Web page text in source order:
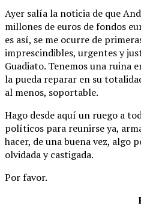
Ayer salía la noticia de que
millones de euros de fondos
es así, se me ocurre de
imprescindibles, urgentes y
Guadiato. Tenemos una ruina
la pueda reparar en su
al menos, soportable.
Hago desde aquí un ruego a
políticos para reunirse ya,
hacer, de una buena vez, algo
olvidada y castigada.
Por favor.